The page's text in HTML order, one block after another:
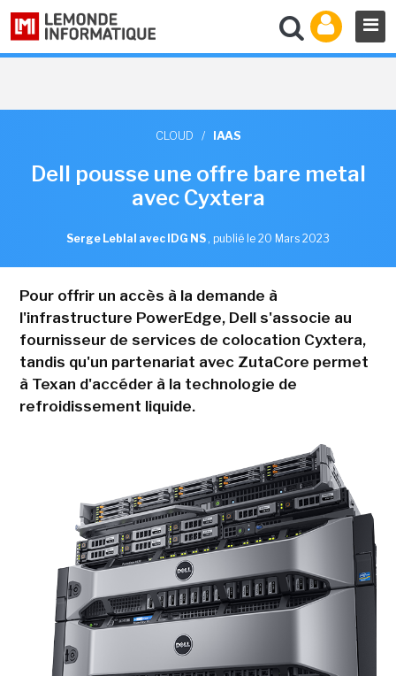
CLOUD / IAAS
Dell pousse une offre bare metal
avec Cyxtera
Serge Leblal avec IDG NS , publié le 20 Mars 2023
Pour offrir un accès à la demande à
l'infrastructure PowerEdge, Dell s'associe au
fournisseur de services de colocation Cyxtera,
tandis qu'un partenariat avec ZutaCore permet
à Texan d'accéder à la technologie de
refroidissement liquide.